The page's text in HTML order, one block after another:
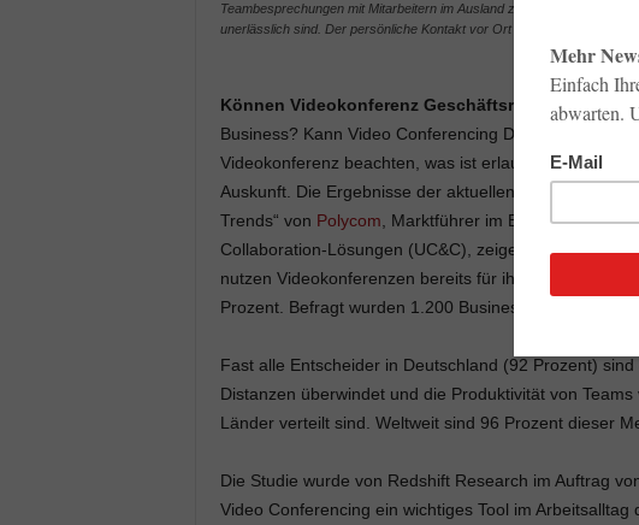
Teambesprechungen mit Mitarbeitern im Ausland zu führen. Experten
unerlässlich sind. Der persönliche Kontakt vor Ort ist noch immer
Können Videokonferenz Geschäftsreisen
Business? Kann Video Conferencing Distanzen
Videokonferenz beachten, was ist erlaubt, und was ist
Auskunft. Die Ergebnisse der aktuellen Studie „Global
Trends“ von Polycom , Marktführer im Bereich
Collaboration-Lösungen (UC&C), zeigen, dass 66
nutzen Videokonferenzen bereits für ihre
Prozent. Befragt wurden 1.200 Business-Entscheider
Fast alle Entscheider in Deutschland (92 Prozent)
Distanzen überwindet und die Produktivität von
Länder verteilt sind. Weltweit sind 96 Prozent dieser
Die Studie wurde von Redshift Research im Auftrag
Video Conferencing ein wichtiges Tool im